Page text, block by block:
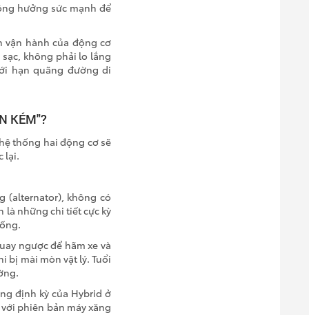
hưởng sức mạnh để
hành của động cơ
không phải lo lắng
hạn quãng đường di
KÉM"?
thống hai động cơ sẽ
lại.
(alternator), không có
là những chi tiết cực kỳ
ngược để hãm xe và
bị mài mòn vật lý. Tuổi
định kỳ của Hybrid ở
phiên bản máy xăng